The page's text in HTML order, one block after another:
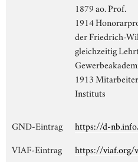
1879 ao. Prof.
1914
der Friedrich-
gleichzeitig
1913
Instituts
GND-Eintrag
https://d-
VIAF-Eintrag
https://viaf.org/